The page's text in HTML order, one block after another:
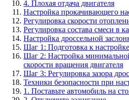
4. Плохая отдача двигателя
Настройка прокачивающего
Регулировка скорости
Регулировка состава смеси в
Настройка дроссельной
Шаг 1: Подготовка к настройке
Шаг 2: Настройка
скорости вращения двигателя
Шаг 3: Регулировка зазора
Техники безопасности при
1. Поставьте автомобиль на